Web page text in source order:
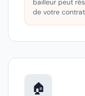
bailleur peut
de votre
🏠